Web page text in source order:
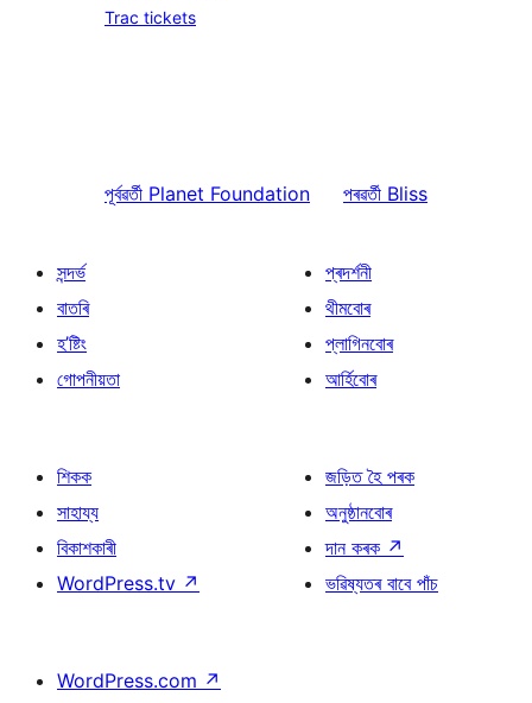
Trac tickets
পূৰ্বৱৰ্তী Planet Foundation পৰৱৰ্তী Bliss
সন্দৰ্ভ
বাতৰি
হ’ষ্টিং
গোপনীয়তা
প্ৰদৰ্শনী
থীমবোৰ
প্লাগিনবোৰ
আৰ্হিবোৰ
শিকক
সাহায্য
বিকাশকাৰী
WordPress.tv ↗
জড়িত হৈ পৰক
অনুষ্ঠানবোৰ
দান কৰক ↗
ভৱিষ্যতৰ বাবে পাঁচ
WordPress.com ↗